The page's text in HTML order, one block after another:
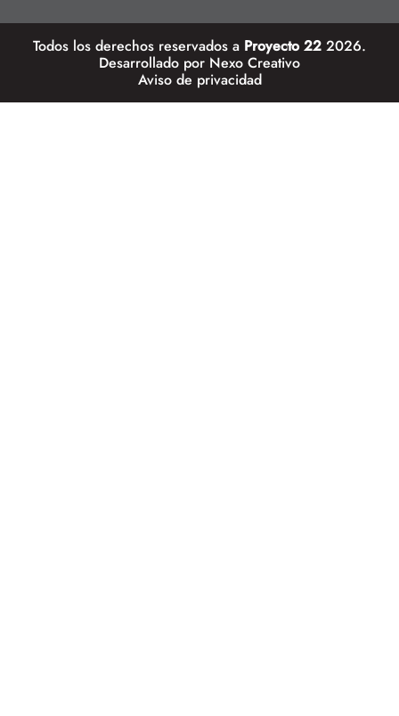
Todos los derechos reservados a Proyecto 22 2026.
Desarrollado por Nexo Creativo
Aviso de privacidad